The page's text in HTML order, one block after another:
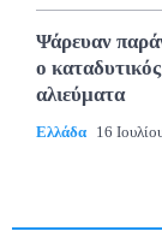
Ψάρευαν
ο
αλιεύματα
Ελλάδα 16